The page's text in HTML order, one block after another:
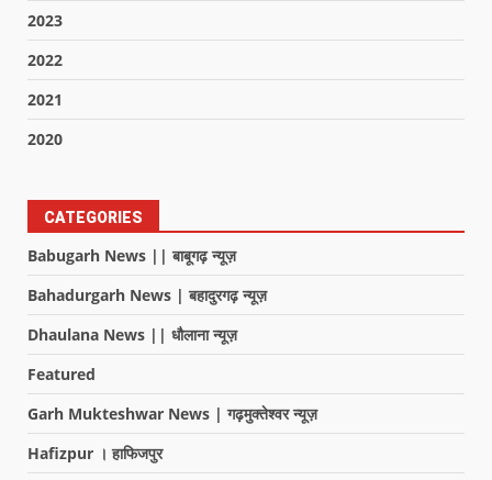
2023
2022
2021
2020
CATEGORIES
Babugarh News || बाबूगढ़ न्यूज़
Bahadurgarh News | बहादुरगढ़ न्यूज़
Dhaulana News || धौलाना न्यूज़
Featured
Garh Mukteshwar News | गढ़मुक्तेश्वर न्यूज़
Hafizpur । हाफिजपुर